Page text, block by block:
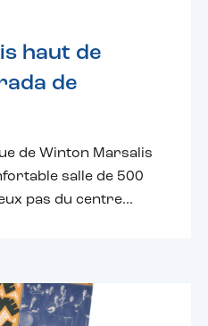
haut de
de
de Winton Marsalis
salle de 500
pas du centre...